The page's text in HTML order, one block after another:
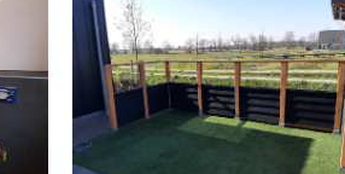
VERBOUW SCHUUR